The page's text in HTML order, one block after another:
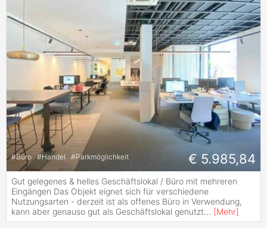
#Büro #Handel #Parkmöglichkeit € 5.985,84
Gut gelegenes & helles Geschäftslokal / Büro mit mehreren
Eingängen Das Objekt eignet sich für verschiedene
Nutzungsarten - derzeit ist als offenes Büro in Verwendung,
kann aber genauso gut als Geschäftslokal genutzt... [Mehr]